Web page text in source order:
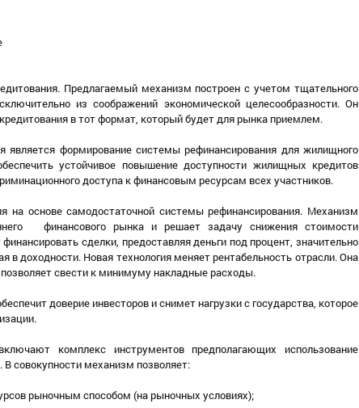
Предлагаемый механизм построен с учетом тщательного
из соображений экономической целесообразности. Он
в тот формат, который будет для рынка приемлем.
формирование системы рефинансирования для жилищного
устойчивое повышение доступности жилищных кредитов
доступа к финансовым ресурсам всех участников.
основе самодостаточной системы рефинансирования. Механизм
финансового рынка и решает задачу снижения стоимости
сделки, предоставляя деньги под процент, значительно
доходности. Новая технология меняет рентабельность отрасли. Она
свести к минимуму накладные расходы.
доверие инвесторов и снимет нагрузки с государства, которое
комплекс инструментов предполагающих использование
совокупности механизм позволяет:
рыночным способом (на рыночных условиях);